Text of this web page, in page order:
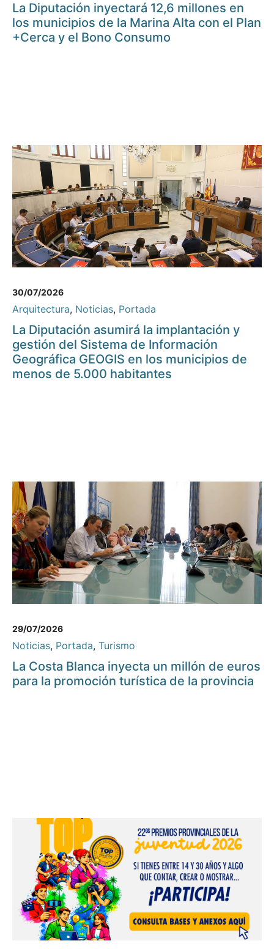
La Diputación inyectará 12,6 millones en
los municipios de la Marina Alta con el Plan
+Cerca y el Bono Consumo
30/07/2026
Arquitectura, Noticias, Portada
La Diputación asumirá la implantación y
gestión del Sistema de Información
Geográfica GEOGIS en los municipios de
menos de 5.000 habitantes
29/07/2026
Noticias, Portada, Turismo
La Costa Blanca inyecta un millón de euros
para la promoción turística de la provincia